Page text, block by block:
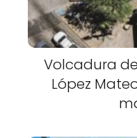
Volcadura
López